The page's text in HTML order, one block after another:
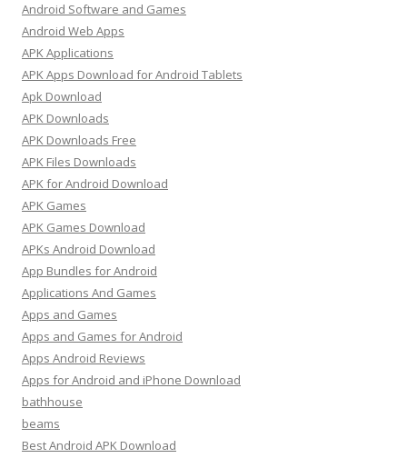
Android Software and Games
Android Web Apps
APK Applications
APK Apps Download for Android Tablets
Apk Download
APK Downloads
APK Downloads Free
APK Files Downloads
APK for Android Download
APK Games
APK Games Download
APKs Android Download
App Bundles for Android
Applications And Games
Apps and Games
Apps and Games for Android
Apps Android Reviews
Apps for Android and iPhone Download
bathhouse
beams
Best Android APK Download